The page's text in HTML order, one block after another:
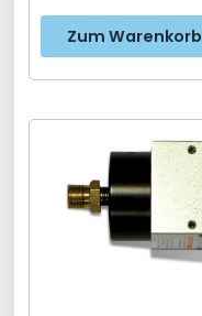
Zum Warenkorb